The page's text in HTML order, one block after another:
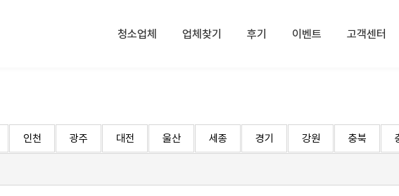
청소업체 업체찾기 후기 이벤트 고객센터
인천 광주 대전 울산 세종 경기 강원 충북